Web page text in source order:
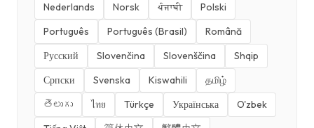
Nederlands
Norsk ਪੰਜਾਬੀ
Polski
Português
Português (Brasil)
Română
Русский
Slovenčina Slovenščina
Shqip
Српски
Svenska Kiswahili
தமிழ்
తెలుగు
ไทย Türkçe Українська
O'zbek